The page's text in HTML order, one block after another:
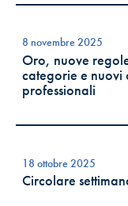
8 novembre 2025
Oro, nuove
categorie e
professionali
18 ottobre 2025
Circolare